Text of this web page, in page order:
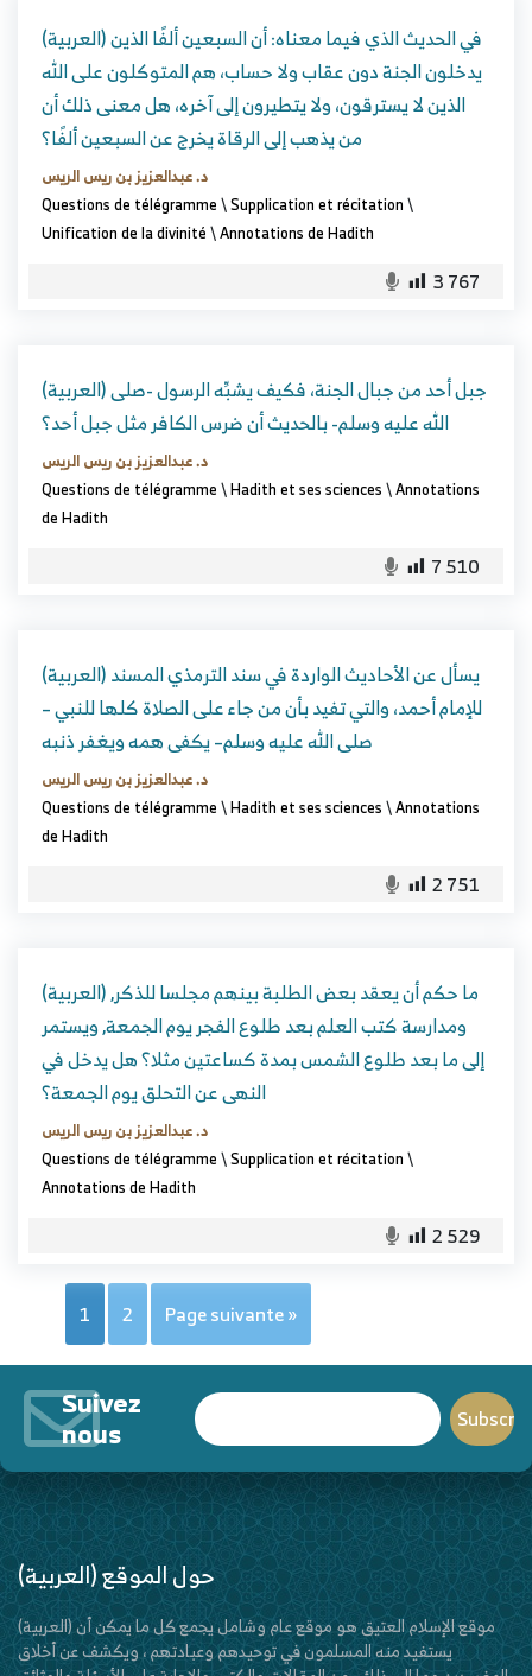
(العربية) في الحديث الذي فيما معناه: أن السبعين ألفًا الذين
يدخلون الجنة دون عقاب ولا حساب، هم المتوكلون على الله
الذين لا يسترقون، ولا يتطيرون إلى آخره، هل معنى ذلك أن
من يذهب إلى الرقاة يخرج عن السبعين ألفًا؟
د. عبدالعزيز بن ريس الريس
Questions de télégramme\Supplication et récitation\
Unification de la divinité\Annotations de Hadith
3 767
(العربية) جبل أحد من جبال الجنة، فكيف يشبِّه الرسول -صلى
الله عليه وسلم- بالحديث أن ضرس الكافر مثل جبل أحد؟
د. عبدالعزيز بن ريس الريس
Questions de télégramme\Hadith et ses sciences\Annotations
de Hadith
7 510
(العربية) يسأل عن الأحاديث الواردة في سند الترمذي المسند
للإمام أحمد، والتي تفيد بأن من جاء على الصلاة كلها للنبي –
صلى الله عليه وسلم– يكفى همه ويغفر ذنبه
د. عبدالعزيز بن ريس الريس
Questions de télégramme\Hadith et ses sciences\Annotations
de Hadith
2 751
(العربية) ما حكم أن يعقد بعض الطلبة بينهم مجلسا للذكر,
ومدارسة كتب العلم بعد طلوع الفجر يوم الجمعة, ويستمر
إلى ما بعد طلوع الشمس بمدة كساعتين مثلا؟ هل يدخل في
النهى عن التحلق يوم الجمعة؟
د. عبدالعزيز بن ريس الريس
Questions de télégramme\Supplication et récitation\
Annotations de Hadith
2 529
1 2 Page suivante »
Suivez
nous
(العربية) حول الموقع
(العربية) موقع الإسلام العتيق هو موقع عام وشامل يجمع كل ما يمكن أن
يستفيد منه المسلمون في توحيدهم وعبادتهم ، ويكشف عن أخلاق